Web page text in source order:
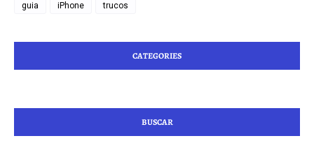
guia iPhone trucos
CATEGORIES
BUSCAR